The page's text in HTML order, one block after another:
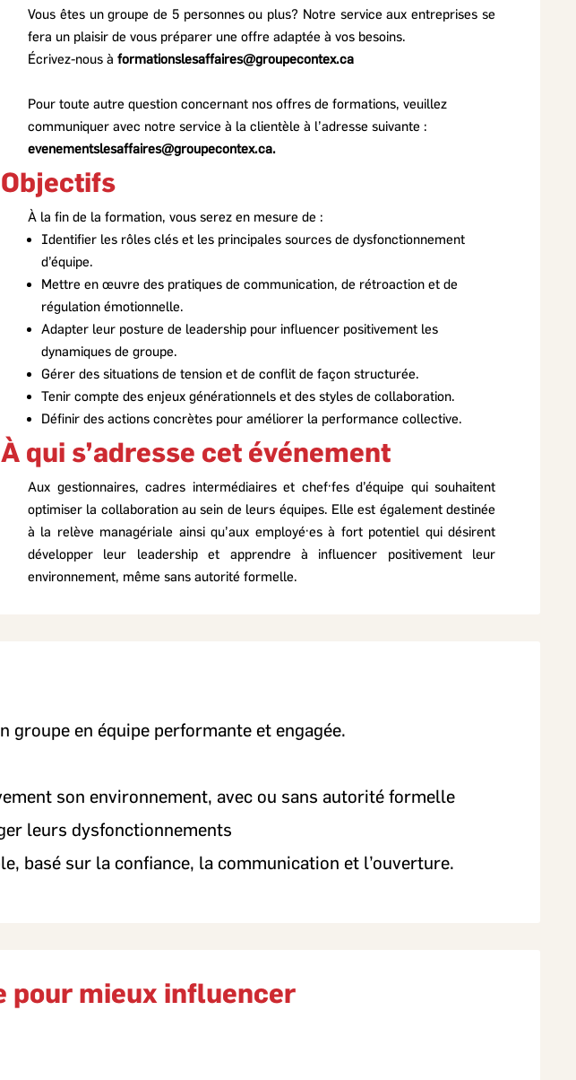
Vous êtes un groupe de 5 personnes ou plus? Notre service aux entreprises se
fera un plaisir de vous préparer une offre adaptée à vos besoins.
Écrivez-nous à formationslesaffaires@groupecontex.ca
Pour toute autre question concernant nos offres de formations, veuillez
communiquer avec notre service à la clientèle à l’adresse suivante :
evenementslesaffaires@groupecontex.ca.
Objectifs
À la fin de la formation, vous serez en mesure de :
Identifier les rôles clés et les principales sources de dysfonctionnement
d’équipe.
Mettre en œuvre des pratiques de communication, de rétroaction et de
régulation émotionnelle.
Adapter leur posture de leadership pour influencer positivement les
dynamiques de groupe.
Gérer des situations de tension et de conflit de façon structurée.
Tenir compte des enjeux générationnels et des styles de collaboration.
Définir des actions concrètes pour améliorer la performance collective.
À qui s’adresse cet événement
Aux gestionnaires, cadres intermédiaires et chef·fes d’équipe qui souhaitent
optimiser la collaboration au sein de leurs équipes. Elle est également destinée
à la relève managériale ainsi qu’aux employé·es à fort potentiel qui désirent
développer leur leadership et apprendre à influencer positivement leur
environnement, même sans autorité formelle.
en équipe performante et engagée.
son environnement, avec ou sans autorité formelle
leurs dysfonctionnements
basé sur la confiance, la communication et l’ouverture.
pour mieux influencer